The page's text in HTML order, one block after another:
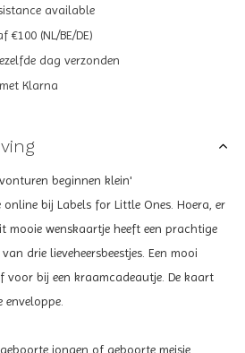
available
(NL/BE/DE)
dag verzonden
Klarna
beginnen klein'
online bij Labels for Little Ones. Hoera, er
mooie wenskaartje heeft een prachtige
drie lieveheersbeestjes. Een mooi
bij een kraamcadeautje. De kaart
jongen of geboorte meisje